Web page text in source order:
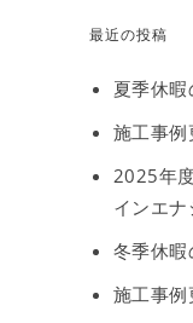
最近の投稿
夏季休暇
施工事例
2025年
インエ
冬季休暇
施工事例